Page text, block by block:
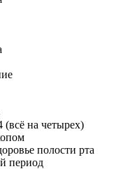
на четырех)
полости рта
период